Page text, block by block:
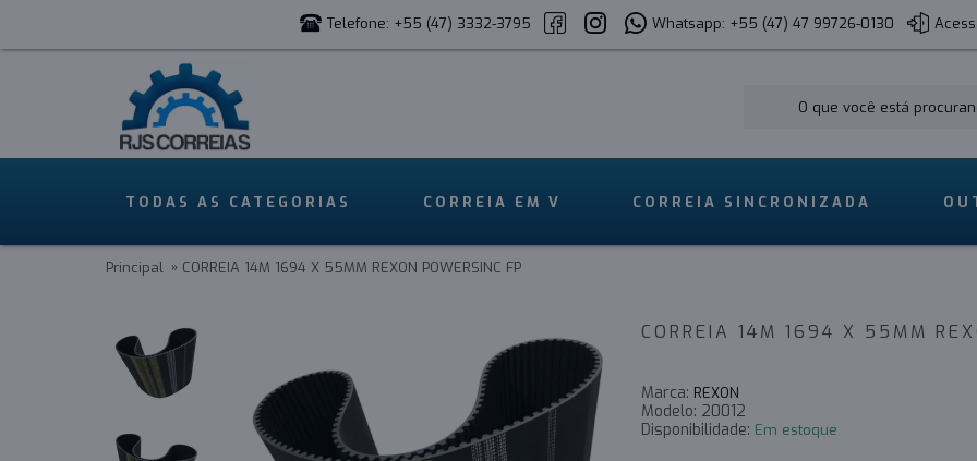
Telefone: +55 (47) 3332-3795 Whatsapp: +55 (47) 47 99726-0130
TODAS AS CATEGORIAS CORREIA EM V CORREIA SINCRONIZADA
Principal CORREIA 14M 1694 X 55MM REXON POWERSINC FP
CORREIA 14M 1694 X 55MM
Marca: REXON
Modelo: 20012
Disponibilidade: Em estoque